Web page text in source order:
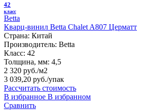
42
класс
Betta
Кварц-винил Betta Chalet A807 Церматт
Страна: Китай
Производитель: Betta
Класс: 42
Толщина, мм: 4,5
2 320 руб./м2
3 039,20 руб./упак
Рассчитать стоимость
В избранное В избранном
Сравнить